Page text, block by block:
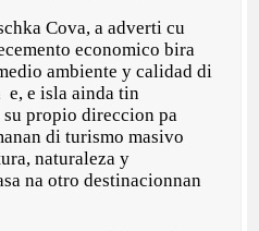
Cova, a adverti cu
economico bira
ambiente y calidad di
e, e isla ainda tin
propio direccion pa
di turismo masivo
naturaleza y
na otro destinacionnan